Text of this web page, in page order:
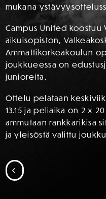
mukana
Campus United koostuu
aikuisopiston,
Ammattikorkeakoulun
joukkueessa on
junioreita.
Ottelu pelataan
13.15 ja peliaika on 2 x
ammutaan rankkarikisa
ja yleisöstä valittu
SIIRRY EDELLISEEN